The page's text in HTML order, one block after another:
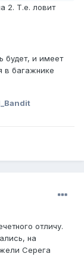
2. Т.е. ловит
будет, и имеет
в багажнике
отличу.
на
Серега